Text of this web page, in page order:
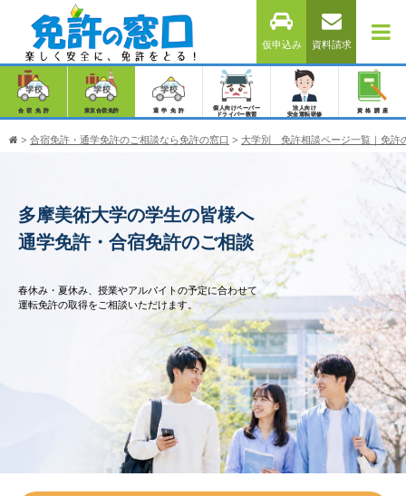
仮申込み 資料請求
合宿免許 東京合宿免許 通学免許
個人向けペーパー
ドライバー教習
法人向け
安全運転研修
資格講座
> 合宿免許・通学免許のご相談なら免許の窓口 > 大学別 免許相談ページ一覧｜免許
多摩美術大学の学生の皆様へ
通学免許・合宿免許のご相談
春休み・夏休み、授業やアルバイトの予定に合わせて
運転免許の取得をご相談いただけます。